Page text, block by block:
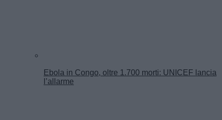
Ebola in Congo, oltre 1.700 morti: UNICEF lancia
l’allarme